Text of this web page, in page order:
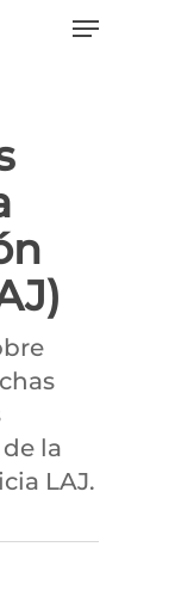
Menu
la
LAJ.